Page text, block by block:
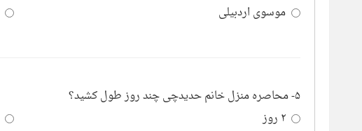
موسوی اردبیلی
۵- محاصره منزل خانم حدیدچی چند روز طول کشید؟
۲ روز